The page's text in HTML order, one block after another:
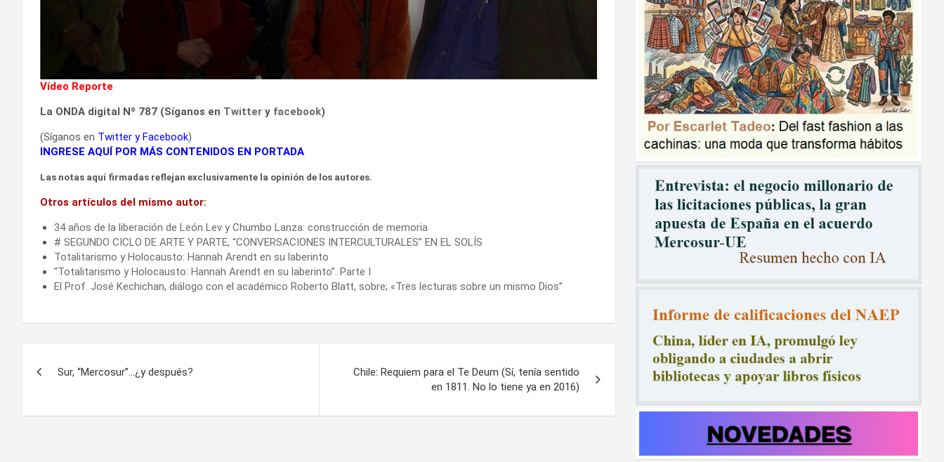
Vídeo Reporte
La ONDA digital Nº 787 (Síganos en Twitter y facebook)
(Síganos en Twitter yFacebook)
INGRESE AQUÍ POR MÁS CONTENIDOS EN PORTADA
Las notas aquí firmadas reflejan exclusivamente la opinión de los autores.
Otros artículos del mismo autor:
34 años de la liberación de León Lev y Chumbo Lanza: construcción de memoria
# SEGUNDO CICLO DE ARTE Y PARTE, “CONVERSACIONES INTERCULTURALES” EN EL SOLÍS
Totalitarismo y Holocausto: Hannah Arendt en su laberinto
“Totalitarismo y Holocausto: Hannah Arendt en su laberinto”. Parte I
El Prof. José Kechichan, diálogo con el académico Roberto Blatt, sobre; «Tres lecturas sobre un mismo Dios”
entradas
Sur, “Mercosur”…¿y después?
Chile: Requiem para el Te Deum (Sí, tenía sentido
en 1811. No lo tiene ya en 2016)